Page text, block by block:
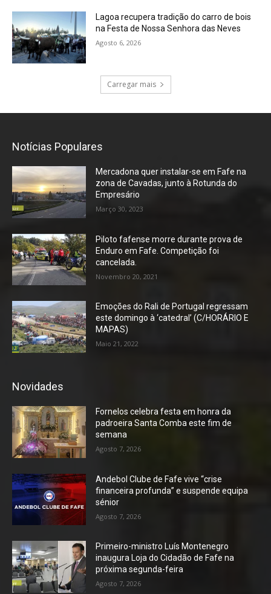
Lagoa recupera tradição do carro de bois
na Festa de Nossa Senhora das Neves
Agosto 6, 2026
Carregar mais
Notícias Populares
Mercadona quer instalar-se em Fafe na
zona de Cavadas, junto à Rotunda do
Empresário
Março 30, 2023
Piloto fafense morre durante prova de
Enduro em Fafe. Competição foi
cancelada.
Novembro 20, 2021
Emoções do Rali de Portugal regressam
este domingo à ‘catedral’ (C/HORÁRIO E
MAPAS)
Maio 21, 2022
Novidades
Fornelos celebra festa em honra da
padroeira Santa Comba este fim de
semana
Agosto 7, 2026
Andebol Clube de Fafe vive “crise
financeira profunda” e suspende equipa
sénior
Agosto 7, 2026
Primeiro-ministro Luís Montenegro
inaugura Loja do Cidadão de Fafe na
próxima segunda-feira
Agosto 7, 2026